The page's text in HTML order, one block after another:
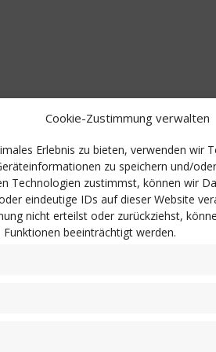
Cookie-Zustimmung verwalten
Erlebnis zu bieten, verwenden wir
zu speichern und/
Technologien zustimmst, können wir
eindeutige IDs auf dieser Website
nicht erteilst oder zurückziehst,
beeinträchtigt werden.